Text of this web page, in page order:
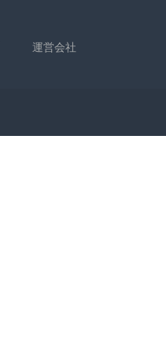
運営会社